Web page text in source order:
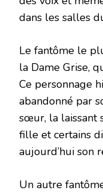
dans les salles
Le fantôme le
la Dame Grise,
Ce personnage
abandonné par
sœur, la laissant
fille et certains
aujourd’hui son
Un autre